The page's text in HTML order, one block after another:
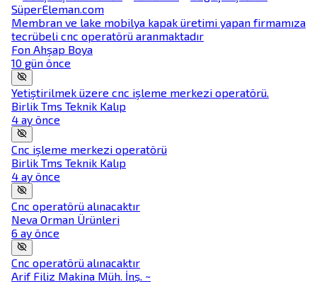
SüperEleman.com
Membran ve lake mobilya kapak üretimi yapan firmamıza
tecrübeli cnc operatörü aranmaktadır
Fon Ahşap Boya
10 gün önce
Yetiştirilmek üzere cnc işleme merkezi operatörü.
Birlik Tms Teknik Kalıp
4 ay önce
Cnc işleme merkezi operatörü
Birlik Tms Teknik Kalıp
4 ay önce
Cnc operatörü alınacaktır
Neva Orman Ürünleri
6 ay önce
Cnc operatörü alınacaktır
Arif Filiz Makina Müh. İnş. ~